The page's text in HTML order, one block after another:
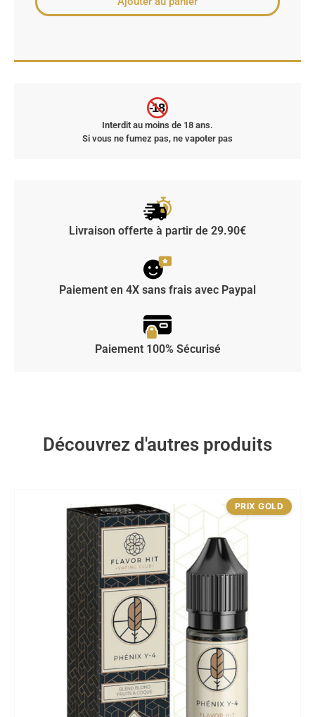
-18
Interdit au moins de 18 ans.
Si vous ne fumez pas, ne vapoter pas
Livraison offerte à partir de 29.90€
Paiement en 4X sans frais avec Paypal
Paiement 100% Sécurisé
Découvrez d'autres produits
PRIX GOLD